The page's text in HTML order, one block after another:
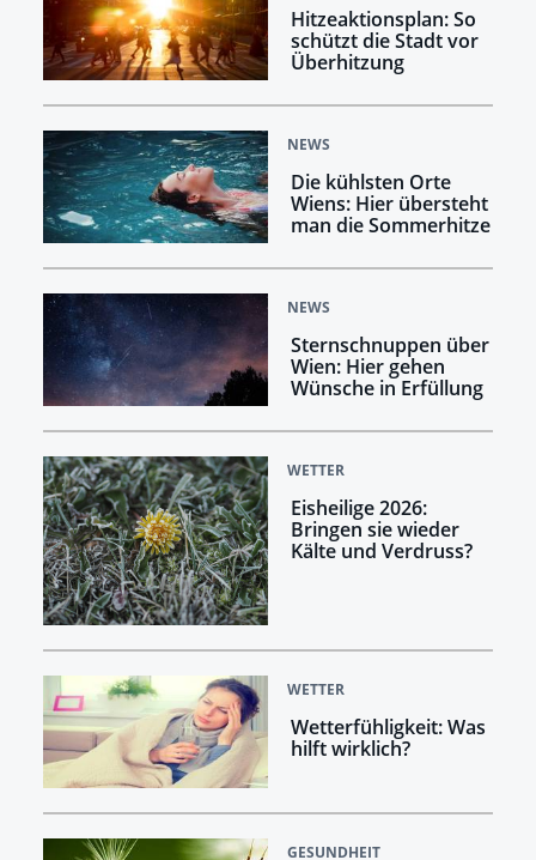
Hitzeaktionsplan: So
schützt die Stadt vor
Überhitzung
NEWS
Die kühlsten Orte
Wiens: Hier übersteht
man die Sommerhitze
NEWS
Sternschnuppen über
Wien: Hier gehen
Wünsche in Erfüllung
WETTER
Eisheilige 2026:
Bringen sie wieder
Kälte und Verdruss?
WETTER
Wetterfühligkeit: Was
hilft wirklich?
GESUNDHEIT